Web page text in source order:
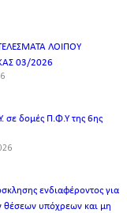
ΛΟΙΠΟΥ
03/2026
σε δομές Π.Φ.Υ της 6ης
ενδιαφέροντος για
θέσεων υπόχρεων και μη